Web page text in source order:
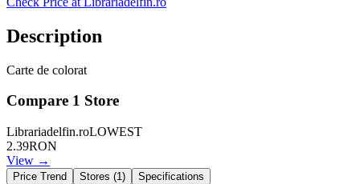
Description
Carte de colorat
Compare 1 Store
Librariadelfin.roLOWEST
2.39RON
View →
Price Trend Stores (1) Specifications